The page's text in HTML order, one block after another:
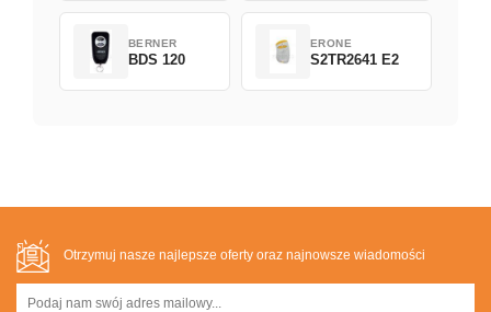
BERNER
BDS 120
ERONE
S2TR2641 E2
Otrzymuj nasze najlepsze oferty oraz najnowsze wiadomości